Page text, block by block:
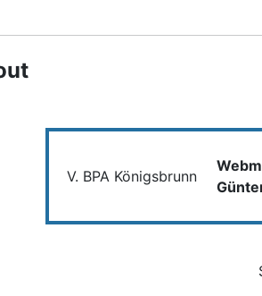
V. BPA Königsbrunn